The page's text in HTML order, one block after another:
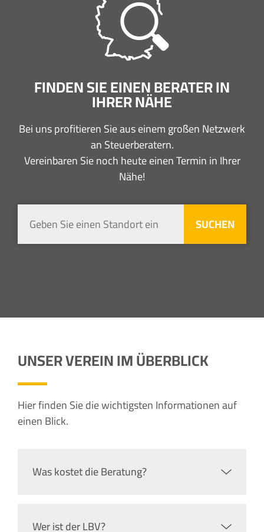
FINDEN SIE EINEN BERATER IN
IHRER NÄHE
Bei uns profitieren Sie aus einem großen Netzwerk
an Steuerberatern.
Vereinbaren Sie noch heute einen Termin in Ihrer
Nähe!
UNSER VEREIN IM ÜBERBLICK
Hier finden Sie die wichtigsten Informationen auf
einen Blick.
Was kostet die Beratung?
Wer ist der LBV?